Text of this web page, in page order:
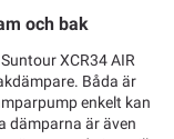
och bak
XCR34 AIR
Båda är
enkelt kan
dämparna är även